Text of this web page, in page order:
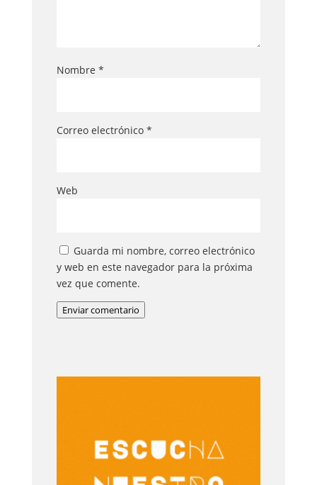
Nombre *
Correo electrónico *
Web
Guarda mi nombre, correo electrónico
y web en este navegador para la próxima
vez que comente.
Enviar comentario